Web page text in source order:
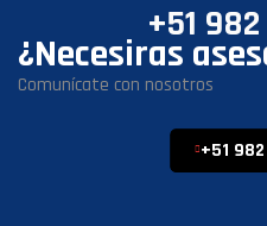
+51
¿Necesiras
Comunícate con nosotros
+51